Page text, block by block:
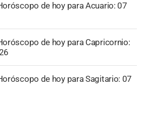
de hoy para Acuario: 07
de hoy para Capricornio:
de hoy para Sagitario: 07